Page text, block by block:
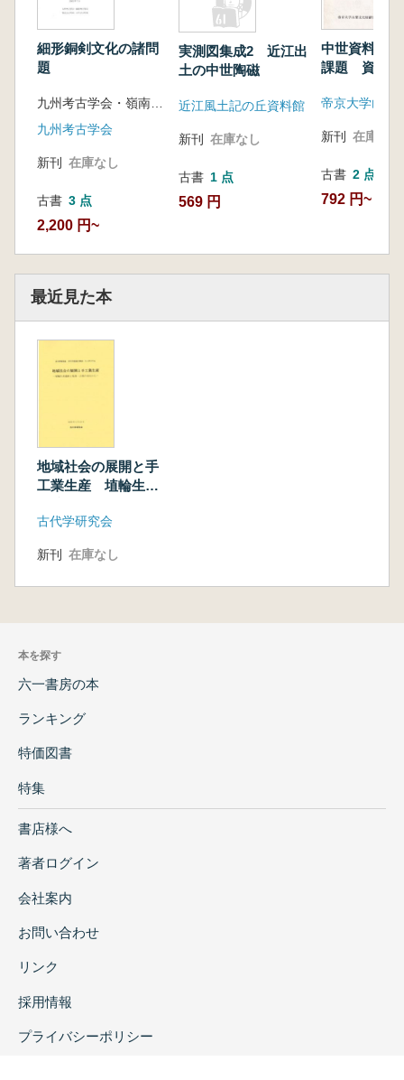
細形銅剣文化の諸問
題
九州考古学会
新刊 在庫なし
古書 3 点
2,200 円~
実測図集成2 近江出
土の中世陶磁
近江風土記の丘資料館
新刊 在庫なし
古書 1 点
569 円
中世資料論
課題 資料集
新刊 在庫なし
古書 2 点
792 円~
最近見た本
地域社会の展開と手
工業生産 埴輪生産
対比から
古代学研究会
新刊 在庫なし
本を探す
六一書房の本
ランキング
特価図書
特集
書店様へ
著者ログイン
会社案内
お問い合わせ
リンク
採用情報
プライバシーポリシー